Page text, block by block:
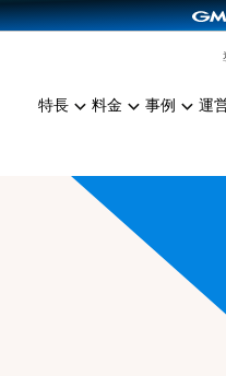
特長 料金 事例 運
貨販売
料金シミュレーション
コミュニティイベントCarty
YouTubeチャンネル